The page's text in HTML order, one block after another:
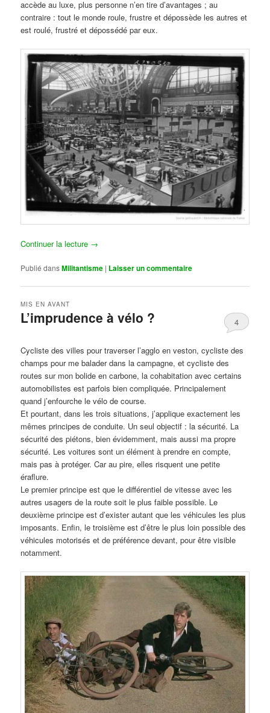
accède au luxe, plus personne n’en tire d’avantages ; au
contraire : tout le monde roule, frustre et dépossède les autres et
est roulé, frustré et dépossédé par eux.
Continuer la lecture →
Publié dansMilitantisme | Laisser un commentaire
L’imprudence à vélo ?
MIS EN AVANT
4
Cycliste des villes pour traverser l’agglo en veston, cycliste des
champs pour me balader dans la campagne, et cycliste des
routes sur mon bolide en carbone, la cohabitation avec certains
automobilistes est parfois bien compliquée. Principalement
quand j’enfourche le vélo de course.
Et pourtant, dans les trois situations, j’applique exactement les
mêmes principes de conduite. Un seul objectif : la sécurité. La
sécurité des piétons, bien évidemment, mais aussi ma propre
sécurité. Les voitures sont un élément à prendre en compte,
mais pas à protéger. Car au pire, elles risquent une petite
éraflure.
Le premier principe est que le différentiel de vitesse avec les
autres usagers de la route soit le plus faible possible. Le
deuxième principe est d’exister autant que les véhicules les plus
imposants. Enfin, le troisième est d’être le plus loin possible des
véhicules motorisés et de préférence devant, pour être visible
notamment.